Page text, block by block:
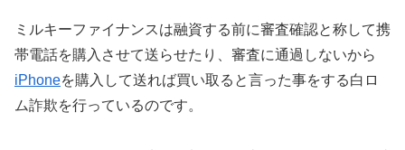
ミルキーファイナンスは融資する前に審査確認と称して携
帯電話を購入させて送らせたり、審査に通過しないから
iPhoneを購入して送れば買い取ると言った事をする白ロ
ム詐欺を行っているのです。